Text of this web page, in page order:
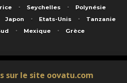
Seychelles
Polynésie
Japon Etats-Unis
Tanzanie
Mexique Grèce
22 rue Georges Picquart 75017 Paris - S.A.S
Paris B 423 671 973 - Code APE 7911Z
sur le site oovatu.com